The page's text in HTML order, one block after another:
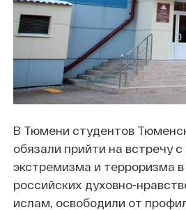
В Тюмени студентов
обязали прийти на встречу
экстремизма и терроризма
российских духовно-
ислам, освободили от